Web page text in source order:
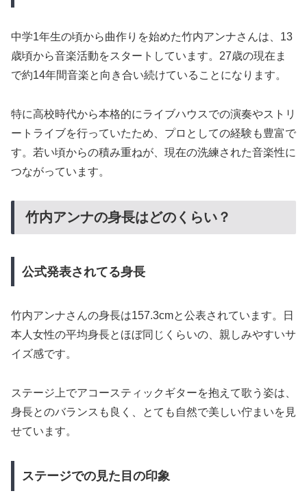
中学1年生の頃から曲作りを始めた竹内アンナさんは、13
歳頃から音楽活動をスタートしています。27歳の現在ま
で約14年間音楽と向き合い続けていることになります。
特に高校時代から本格的にライブハウスでの演奏やストリ
ートライブを行っていたため、プロとしての経験も豊富で
す。若い頃からの積み重ねが、現在の洗練された音楽性に
つながっています。
竹内アンナの身長はどのくらい？
公式発表されてる身長
竹内アンナさんの身長は157.3cmと公表されています。日
本人女性の平均身長とほぼ同じくらいの、親しみやすいサ
イズ感です。
ステージ上でアコースティックギターを抱えて歌う姿は、
身長とのバランスも良く、とても自然で美しい佇まいを見
せています。
ステージでの見た目の印象